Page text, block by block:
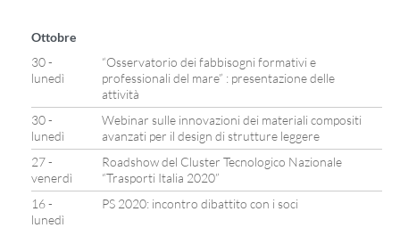
Ottobre
30 -
lunedì
“Osservatorio dei fabbisogni formativi e
professionali del mare” : presentazione delle
attività
30 -
lunedì
Webinar sulle innovazioni dei materiali compositi
avanzati per il design di strutture leggere
27 -
venerdì
Roadshow del Cluster Tecnologico Nazionale
“Trasporti Italia 2020”
16 -
lunedì
PS 2020: incontro dibattito con i soci